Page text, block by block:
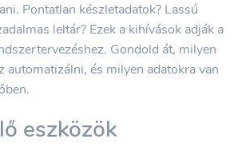
Pontatlan készletadatok? Lassú
leltár? Ezek a kihívások adják a
Gondold át, milyen
automatizálni, és milyen adatokra van
eszközök